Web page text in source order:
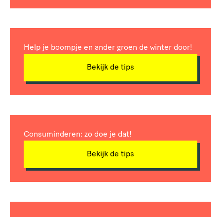
Help je boompje en ander groen de winter door!
Bekijk de tips
Consuminderen: zo doe je dat!
Bekijk de tips